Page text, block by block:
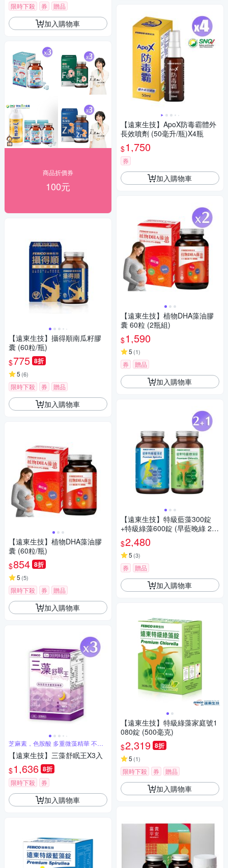
限時下殺 券 贈品
加入購物車
商品折價券
100元
【遠東生技】攝得順南瓜籽膠
囊 (60粒/瓶)
$775 8折
5 (6)
限時下殺 券 贈品
加入購物車
【遠東生技】植物DHA藻油膠
囊 (60粒/瓶)
$854 8折
5 (5)
限時下殺 券 贈品
加入購物車
芝麻素，色胺酸 多重微藻精華 不含
西藥
【遠東生技】三藻舒眠王X3入
$1,636 8折
限時下殺 券
加入購物車
【遠東生技】ApoX防毒霸體外
長效噴劑 (50毫升/瓶)X4瓶
$1,750
券
加入購物車
【遠東生技】植物DHA藻油膠
囊 60粒 (2瓶組)
$1,590
5 (1)
券 贈品
加入購物車
【遠東生技】特級藍藻300錠
+特級綠藻600錠 (早藍晚綠 2+
1懶人組)
$2,480
5 (3)
券 贈品
加入購物車
【遠東生技】特級綠藻家庭號1
080錠 (500毫克)
$2,319 8折
5 (1)
限時下殺 券 贈品
加入購物車